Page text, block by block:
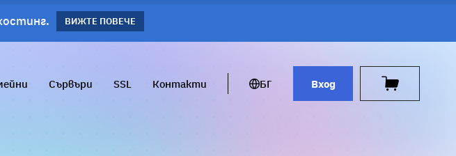
ВИЖТЕ ПОВЕЧЕ
Сървъри SSL Контакти БГ Вход